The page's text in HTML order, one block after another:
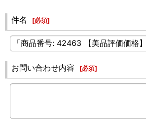
件名 [必須]
お問い合わせ内容 [必須]